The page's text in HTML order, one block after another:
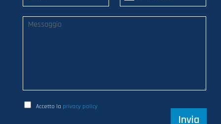
Accetto la privacy policy
Invia